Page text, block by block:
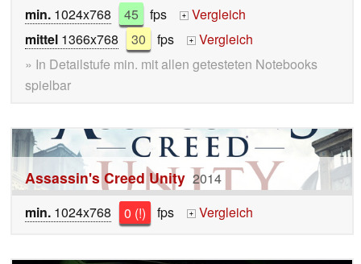
min. 1024x768 45 fps +
Vergleich
mittel 1366x768 30 fps +
Vergleich
» In Detailstufe min. mit allen getesteten Notebooks
spielbar
Assassin's Creed Unity 2014
min. 1024x768 0 (!) fps + Vergleich